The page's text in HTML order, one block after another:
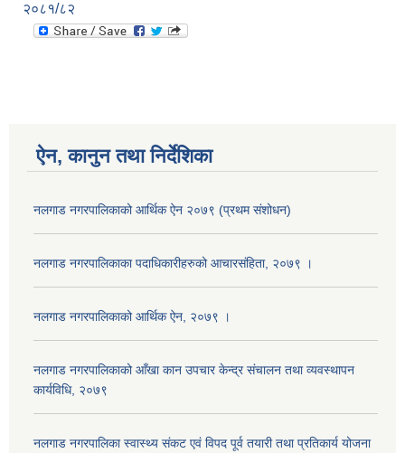
२०८१/८२
ऐन, कानुन तथा निर्देशिका
नलगाड नगरपालिकाको आर्थिक ऐन २०७९ (प्रथम संशोधन)
नलगाड नगरपालिकाका पदाधिकारीहरुको आचारसंहिता, २०७९ ।
नलगाड नगरपालिकाको आर्थिक ऐन, २०७९ ।
नलगाड नगरपालिकाको आँखा कान उपचार केन्द्र संचालन तथा व्यवस्थापन
कार्यविधि, २०७९
नलगाड नगरपालिका स्वास्थ्य संकट एवं विपद पूर्व तयारी तथा प्रतिकार्य योजना